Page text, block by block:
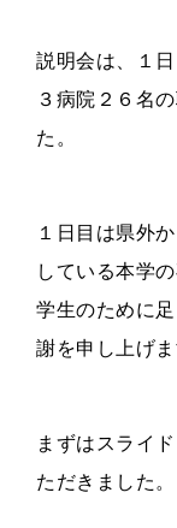
説明会は、１
３病院２６名
た。
１日目は県外
している本学
学生のために
謝を申し上げま
まずはスライ
ただきました。